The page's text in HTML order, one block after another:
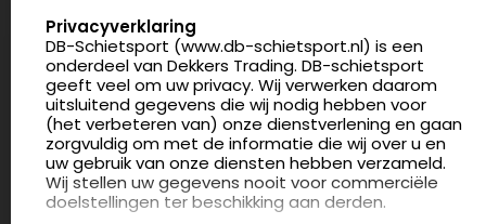
4.8
175 beoordelingen
info@db-schietsport.nl
Openingstijden
Dinsdag en donderdag: 13:00 - 17:00 én 18:00 - 21:00
uur
SELECT LANGUAGE
Privacyverklaring
DB-Schietsport (www.db-schietsport.nl) is een
onderdeel van Dekkers Trading. DB-schietsport
geeft veel om uw privacy. Wij verwerken daarom
uitsluitend gegevens die wij nodig hebben voor
(het verbeteren van) onze dienstverlening en gaan
zorgvuldig om met de informatie die wij over u en
uw gebruik van onze diensten hebben verzameld.
Wij stellen uw gegevens nooit voor commerciële
doelstellingen ter beschikking aan derden.